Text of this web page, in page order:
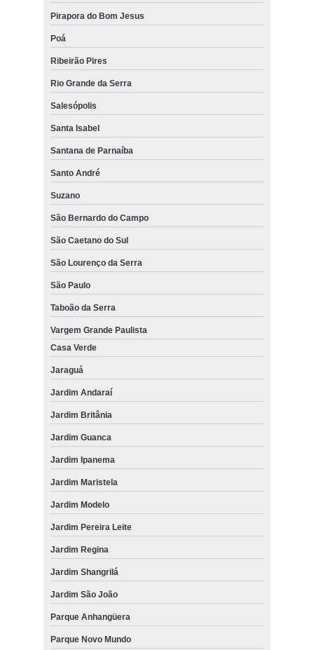
Pirapora do Bom Jesus
Poá
Ribeirão Pires
Rio Grande da Serra
Salesópolis
Santa Isabel
Santana de Parnaíba
Santo André
Suzano
São Bernardo do Campo
São Caetano do Sul
São Lourenço da Serra
São Paulo
Taboão da Serra
Vargem Grande Paulista
Casa Verde
Jaraguá
Jardim Andaraí
Jardim Britânia
Jardim Guanca
Jardim Ipanema
Jardim Maristela
Jardim Modelo
Jardim Pereira Leite
Jardim Regina
Jardim Shangrilá
Jardim São João
Parque Anhangüera
Parque Novo Mundo